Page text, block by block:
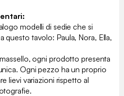
modelli di sedie che si
questo tavolo: Paula, Nora, Ella,
ogni prodotto presenta
Ogni pezzo ha un proprio
lievi variazioni rispetto al